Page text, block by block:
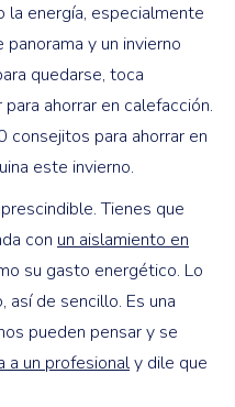
energía, especialmente
y un invierno
quedarse, toca
ahorrar en calefacción.
para ahorrar en
este invierno.
Tienes que
con un aislamiento en
su gasto energético. Lo
así de sencillo. Es una
pueden pensar y se
a un profesionaly dile que